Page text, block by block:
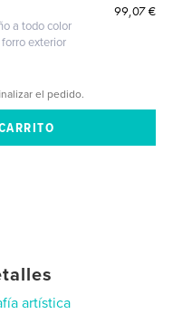
a todo color
exterior
99,07 €
el pedido.
artística